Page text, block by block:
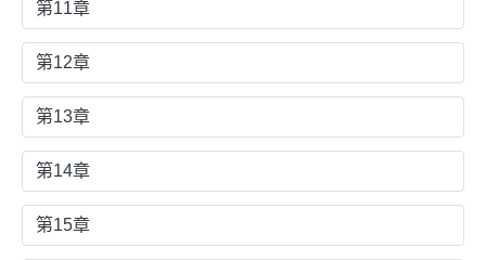
第11章
第12章
第13章
第14章
第15章